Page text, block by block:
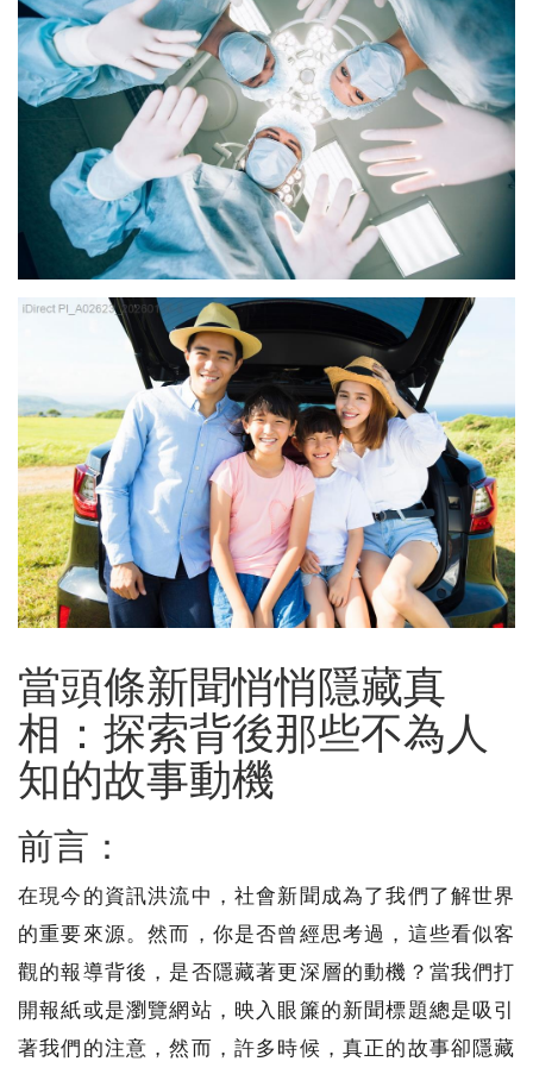
當頭條新聞悄悄隱藏真
相：探索背後那些不為人
知的故事動機
前言：
在現今的資訊洪流中，社會新聞成為了我們了解世界
的重要來源。然而，你是否曾經思考過，這些看似客
觀的報導背後，是否隱藏著更深層的動機？當我們打
開報紙或是瀏覽網站，映入眼簾的新聞標題總是吸引
著我們的注意，然而，許多時候，真正的故事卻隱藏